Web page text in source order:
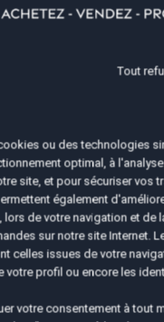
Expertise
d'un rendez-vous
Confirmation
Tout
ou des technologies
optimal, à
site, et pour sécuriser vos
également
lors de votre navigation et de
sur notre site Internet.
celles issues de votre
votre profil ou encore les
votre consentement à tout